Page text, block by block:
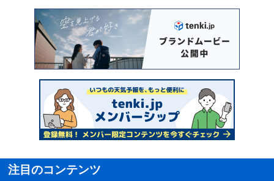
注目のコンテンツ